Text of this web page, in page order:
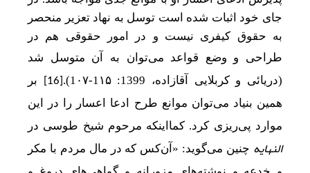
جای خود اثبات شده است توسل به نهاد تعزیر منحصر
به حقوق کیفری نیست و در امور حقوقی هم در
طراحی و وضع قواعد میتوان به آن متوسل شد
(دریائی و کربلایی آقازاده، 1399: 1 ۱۵ -1۰۷ ).
[16]
بر
همین بنیاد میتوان موانع طرح ادعا اعسار را در این
موارد پیریزی کرد. کمااینکه مرحوم شیخ طوسی در
النهایه چنین میگوید: «آن‌کس که در مال مردم با مکر